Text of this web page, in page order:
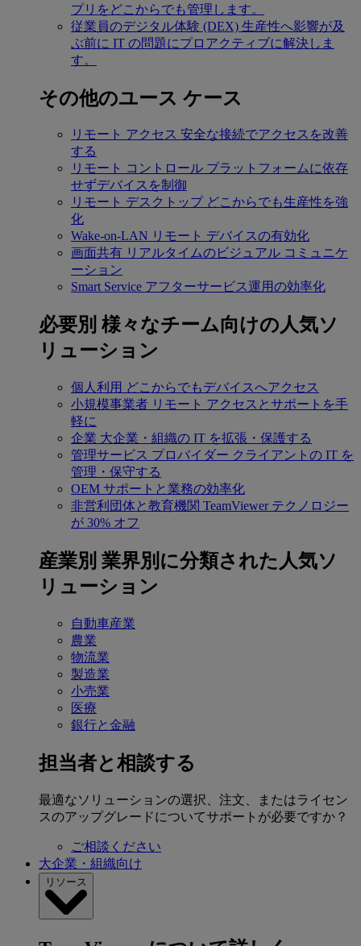
プリをどこからでも管理します。
従業員のデジタル体験 (DEX) 生産性へ影響が及
ぶ前に IT の問題にプロアクティブに解決しま
す。
その他のユース ケース
リモート アクセス 安全な接続でアクセスを改善
する
リモート コントロール プラットフォームに依存
せずデバイスを制御
リモート デスクトップ どこからでも生産性を強
化
Wake-on-LAN リモート デバイスの有効化
画面共有 リアルタイムのビジュアル コミュニケ
ーション
Smart Service アフターサービス運用の効率化
必要別 様々なチーム向けの人気ソ
リューション
個人利用 どこからでもデバイスへアクセス
小規模事業者 リモート アクセスとサポートを手
軽に
企業 大企業・組織の IT を拡張・保護する
管理サービス プロバイダー クライアントの IT を
管理・保守する
OEM サポートと業務の効率化
非営利団体と教育機関 TeamViewer テクノロジー
が 30% オフ
産業別 業界別に分類された人気ソ
リューション
自動車産業
農業
物流業
製造業
小売業
医療
銀行と金融
担当者と相談する
最適なソリューションの選択、注文、またはライセン
スのアップグレードについてサポートが必要ですか？
ご相談ください
大企業・組織向け
リソース